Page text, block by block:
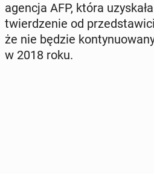
agencja AFP, która
twier­dze­nie od
że nie będzie
w 2018 roku.